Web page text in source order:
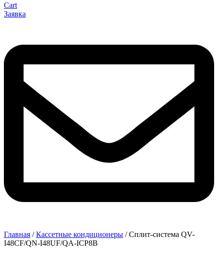
Cart
Заявка
Главная /Кассетные кондиционеры / Сплит-система QV-
I48CF/QN-I48UF/QA-ICP8B